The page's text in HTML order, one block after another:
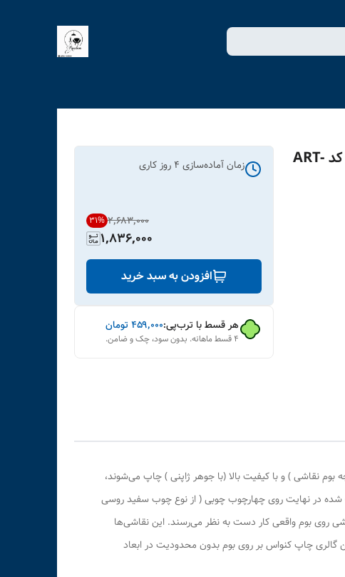
تابلو بوم چاپی لاویا طرح آدری هپبورن کد ART-
زمان آماده‌سازی 4 روز کاری
۲٬۶۸۳٬۰۰۰ 31%
1,836,000
افزودن به سبد خرید
هر قسط با ترب‌پی:۴۵۹٬۰۰۰ تومان
۴ قسط ماهانه. بدون سود، چک و ضامن.
نقاشی ) و با کیفیت بالا (با جوهر ژاپنی ) چاپ می‌شوند،
شده در نهایت روی چهارچوب چوبی ( از نوع چوب سفید روسی
روی بوم واقعی کار دست به نظر می‌رسند. این نقاشی‌ها
گالری چاپ کنواس بر روی بوم بدون محدودیت در ابعاد